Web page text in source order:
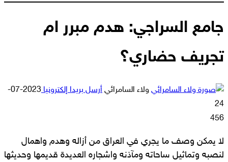
جامع السراجي: هدم مبرر ام
تجريف حضاري؟
ولاء السامرائي أرسل بريدا إلكترونيا
2023-07-
24
456
لا يمكن وصف ما يجري في العراق من أزاله وهدم واهمال
لنصبه وتماثيل ساحاته ومآذنه واشجاره العديدة قديمها وحديثها